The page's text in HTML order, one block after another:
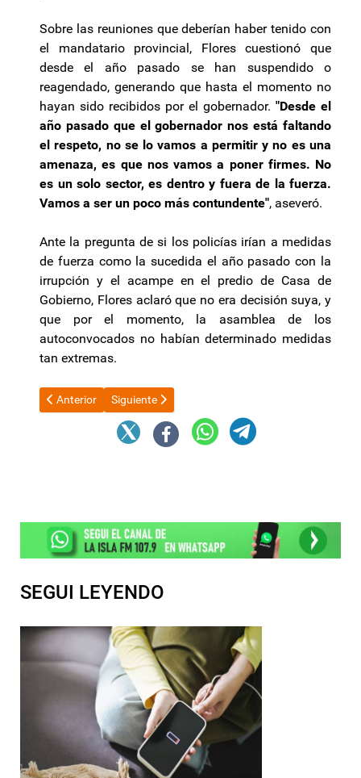
Sobre las reuniones que deberían haber tenido con
el mandatario provincial, Flores cuestionó que
desde el año pasado se han suspendido o
reagendado, generando que hasta el momento no
hayan sido recibidos por el gobernador. "Desde el
año pasado que el gobernador nos está faltando
el respeto, no se lo vamos a permitir y no es una
amenaza, es que nos vamos a poner firmes. No
es un solo sector, es dentro y fuera de la fuerza.
Vamos a ser un poco más contundente", aseveró.
Ante la pregunta de si los policías irían a medidas
de fuerza como la sucedida el año pasado con la
irrupción y el acampe en el predio de Casa de
Gobierno, Flores aclaró que no era decisión suya, y
que por el momento, la asamblea de los
autoconvocados no habían determinado medidas
tan extremas.
Artículo anterior: Sturzenegger anunció una nueva
Anterior Artículo siguiente: “ANSES está quebrado y
Siguiente
SEGUI LEYENDO